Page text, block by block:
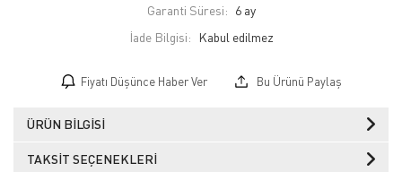
Garanti Süresi: 6 ay
İade Bilgisi:
Fiyatı Düşünce Haber Ver Bu Ürünü Paylaş
ÜRÜN BILGISI
TAKSIT SEÇENEKLERI